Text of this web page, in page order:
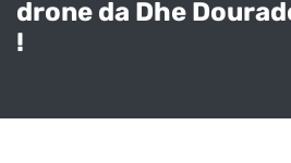
drone da Dhe
!
Casal é preso